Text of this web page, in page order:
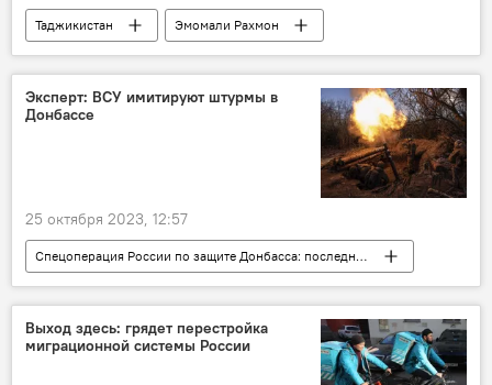
Таджикистан
Эмомали Рахмон
Здравоохранение
Общество
Эксперт: ВСУ имитируют штурмы в
Донбассе
25 октября 2023, 12:57
Спецоперация России по защите Донбасса: последние новости
Украина
Донбасс
Россия
Выход здесь: грядет перестройка
миграционной системы России